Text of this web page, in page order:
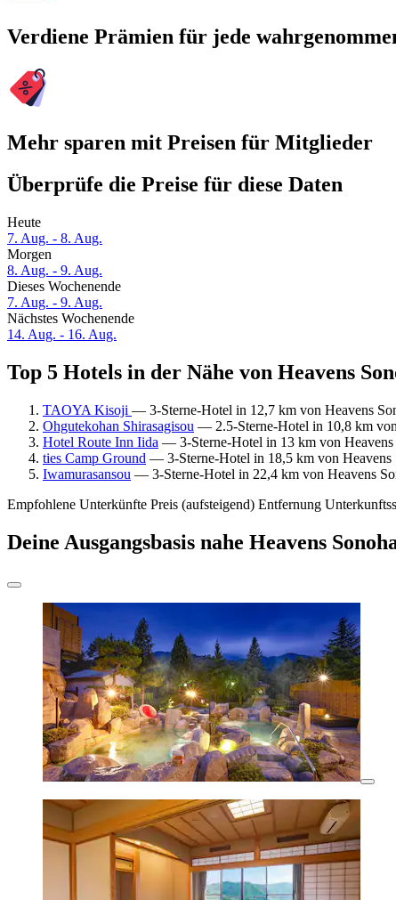
Verdiene Prämien für jede
Mehr sparen mit Preisen für Mitglieder
Überprüfe die Preise für diese Daten
Heute
7. Aug. - 8. Aug.
Morgen
8. Aug. - 9. Aug.
Dieses Wochenende
7. Aug. - 9. Aug.
Nächstes Wochenende
14. Aug. - 16. Aug.
Top 5 Hotels in der Nähe von Heavens
TAOYA Kisoji — 3-Sterne-Hotel in 12,7 km von Heavens
Ohgutekohan Shirasagisou — 2.5-Sterne-Hotel in 10,8 km
Hotel Route Inn Iida — 3-Sterne-Hotel in 13 km von
ties Camp Ground — 3-Sterne-Hotel in 18,5 km von
Iwamurasansou — 3-Sterne-Hotel in 22,4 km von Heavens
Empfohlene Unterkünfte Preis (aufsteigend) Entfernung
Deine Ausgangsbasis nahe Heavens